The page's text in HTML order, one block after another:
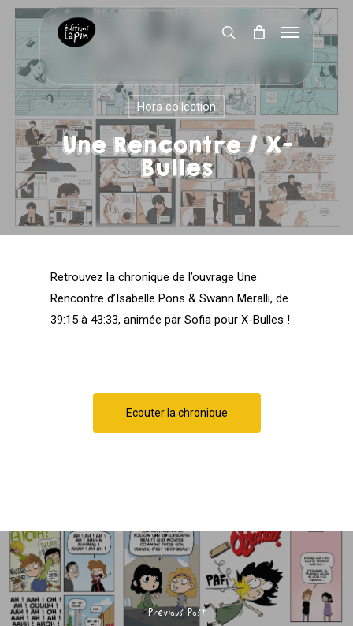
Skip
content
search
Menu
Hors collection
Une Rencontre / X-
Bulles
Retrouvez la chronique de l’ouvrage Une
Rencontre d’Isabelle Pons & Swann Meralli, de
39:15 à 43:33, animée par Sofia pour X-Bulles !
Ecouter la chronique
Previous Post